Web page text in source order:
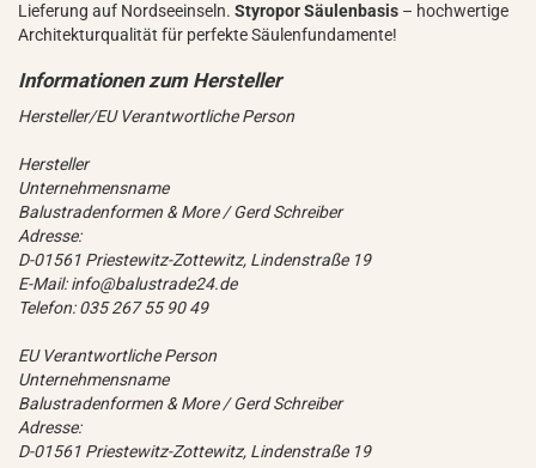
Lieferung auf Nordseeinseln. Styropor Säulenbasis – hochwertige
Architekturqualität für perfekte Säulenfundamente!
Hersteller/EU Verantwortliche Person
Hersteller
Unternehmensname
Balustradenformen & More / Gerd Schreiber
Adresse:
D-01561 Priestewitz-Zottewitz, Lindenstraße 19
E-Mail: info@balustrade24.de
Telefon: 035 267 55 90 49
EU Verantwortliche Person
Unternehmensname
Balustradenformen & More / Gerd Schreiber
Adresse:
D-01561 Priestewitz-Zottewitz, Lindenstraße 19